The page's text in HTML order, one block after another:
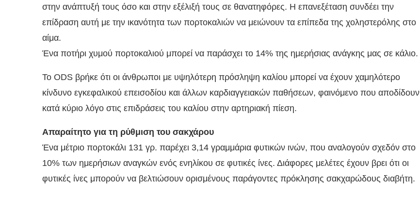
στην ανάπτυξή τους όσο και στην εξέλιξή τους σε θανατηφόρες. Η επανεξέταση συνδέει την
επίδραση αυτή με την ικανότητα των πορτοκαλιών να μειώνουν τα επίπεδα της χοληστερόλης στο
αίμα.
Ένα ποτήρι χυμού πορτοκαλιού μπορεί να παράσχει το 14% της ημερήσιας ανάγκης μας σε κάλιο.
Το ODS βρήκε ότι οι άνθρωποι με υψηλότερη πρόσληψη καλίου μπορεί να έχουν χαμηλότερο
κίνδυνο εγκεφαλικού επεισοδίου και άλλων καρδιαγγειακών παθήσεων, φαινόμενο που αποδίδουν
κατά κύριο λόγο στις επιδράσεις του καλίου στην αρτηριακή πίεση.
Απαραίτητο για τη ρύθμιση του σακχάρου
Ένα μέτριο πορτοκάλι 131 γρ. παρέχει 3,14 γραμμάρια φυτικών ινών, που αναλογούν σχεδόν στο
10% των ημερήσιων αναγκών ενός ενηλίκου σε φυτικές ίνες. Διάφορες μελέτες έχουν βρει ότι οι
φυτικές ίνες μπορούν να βελτιώσουν ορισμένους παράγοντες πρόκλησης σακχαρώδους διαβήτη.